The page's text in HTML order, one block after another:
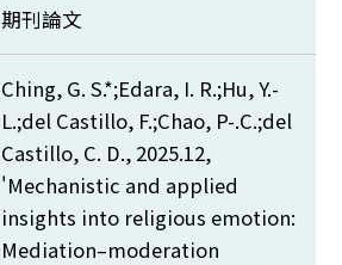
期刊論文
Ching, G. S.*;Edara, I. R.;Hu, Y.-
L.;del Castillo, F.;Chao, P-.C.;del
Castillo, C. D., 2025.12,
'Mechanistic and applied
insights into religious emotion:
Mediation–moderation